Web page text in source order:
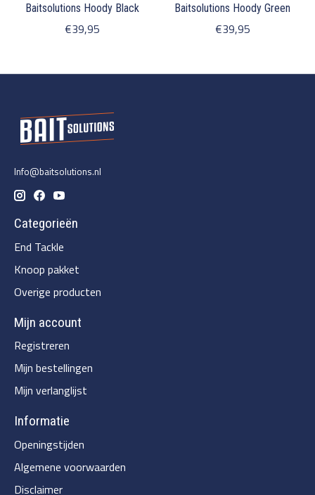
Baitsolutions Hoody Black
€39,95
Baitsolutions Hoody Green
€39,95
Info@baitsolutions.nl
Categorieën
End Tackle
Knoop pakket
Overige producten
Mijn account
Registreren
Mijn bestellingen
Mijn verlanglijst
Informatie
Openingstijden
Algemene voorwaarden
Disclaimer